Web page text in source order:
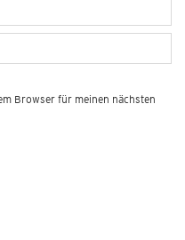
Browser für meinen nächsten